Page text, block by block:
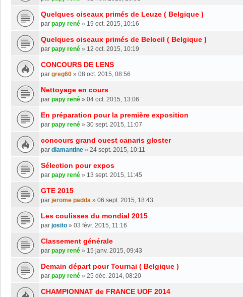
Quelques oiseaux primés de Leuze ( Belgique )
par papy rené » 19 oct. 2015, 10:16
Quelques oiseaux primés de Beloeil ( Belgique )
par papy rené » 12 oct. 2015, 10:19
CONCOURS DE LENS
par greg60 » 08 oct. 2015, 08:56
Nettoyage en cours
par papy rené » 04 oct. 2015, 13:06
En préparation pour la première exposition
par papy rené » 30 sept. 2015, 11:07
concours grand ouest canaris gloster
par diamantine » 24 sept. 2015, 10:11
Sélection pour expos
par papy rené » 13 sept. 2015, 11:45
GTE 2015
par jerome padda » 06 sept. 2015, 18:43
Les coulisses du mondial 2015
par josito » 03 févr. 2015, 11:16
Classement générale
par papy rené » 15 janv. 2015, 09:43
Demain départ pour Tournai ( Belgique )
par papy rené » 25 déc. 2014, 08:20
CHAMPIONNAT de FRANCE UOF 2014